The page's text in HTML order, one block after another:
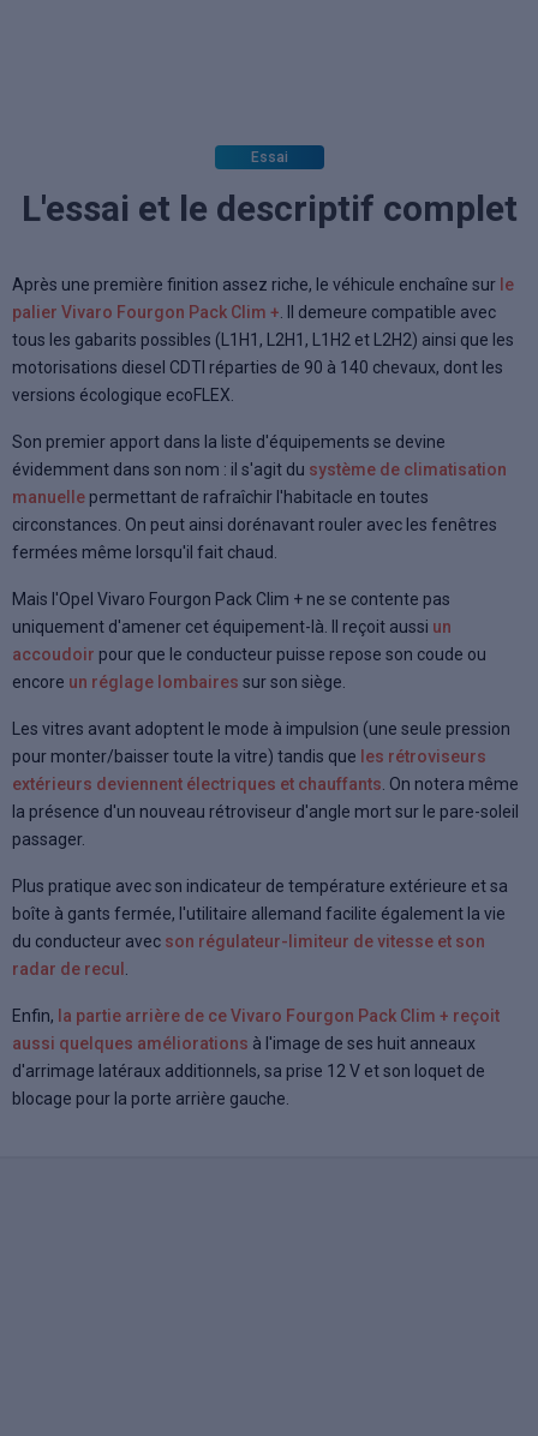
Essai
L'essai et le descriptif complet
Après une première finition assez riche, le véhicule enchaîne sur le
palier Vivaro Fourgon Pack Clim + . Il demeure compatible avec
tous les gabarits possibles (L1H1, L2H1, L1H2 et L2H2) ainsi que les
motorisations diesel CDTI réparties de 90 à 140 chevaux, dont les
versions écologique ecoFLEX.
Son premier apport dans la liste d'équipements se devine
évidemment dans son nom : il s'agit du système de climatisation
manuelle permettant de rafraîchir l'habitacle en toutes
circonstances. On peut ainsi dorénavant rouler avec les fenêtres
fermées même lorsqu'il fait chaud.
Mais l'Opel Vivaro Fourgon Pack Clim + ne se contente pas
uniquement d'amener cet équipement-là. Il reçoit aussi un
accoudoir pour que le conducteur puisse repose son coude ou
encore un réglage lombaires sur son siège.
Les vitres avant adoptent le mode à impulsion (une seule pression
pour monter/baisser toute la vitre) tandis que les rétroviseurs
extérieurs deviennent électriques et chauffants . On notera même
la présence d'un nouveau rétroviseur d'angle mort sur le pare-soleil
passager.
Plus pratique avec son indicateur de température extérieure et sa
boîte à gants fermée, l'utilitaire allemand facilite également la vie
du conducteur avec son régulateur-limiteur de vitesse et son
radar de recul
Enfin, la partie arrière de ce Vivaro Fourgon Pack Clim + reçoit
aussi quelques améliorations à l'image de ses huit anneaux
d'arrimage latéraux additionnels, sa prise 12 V et son loquet de
blocage pour la porte arrière gauche.